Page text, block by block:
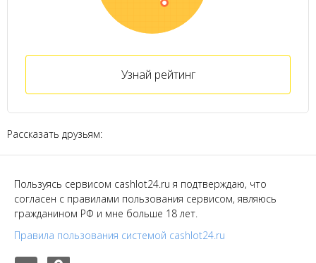
Узнай рейтинг
Рассказать друзьям:
Пользуясь сервисом cashlot24.ru я подтверждаю, что
согласен с правилами пользования сервисом, являюсь
гражданином РФ и мне больше 18 лет.
Правила пользования системой cashlot24.ru